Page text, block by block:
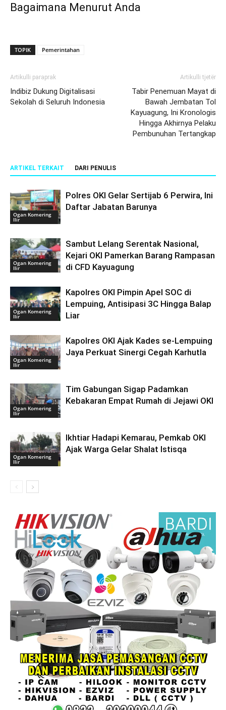
Bagaimana Menurut Anda
TOPIK Pemerintahan
Artikulli paraprak
Indibiz Dukung Digitalisasi
Sekolah di Seluruh Indonesia
Artikulli tjetër
Tabir Penemuan Mayat di
Bawah Jembatan Tol
Kayuagung, Ini Kronologis
Hingga Akhirnya Pelaku
Pembunuhan Tertangkap
ARTIKEL TERKAIT DARI PENULIS
Ogan Komering
Ilir
Polres OKI Gelar Sertijab 6 Perwira, Ini
Daftar Jabatan Barunya
Ogan Komering
Ilir
Sambut Lelang Serentak Nasional,
Kejari OKI Pamerkan Barang Rampasan
di CFD Kayuagung
Ogan Komering
Ilir
Kapolres OKI Pimpin Apel SOC di
Lempuing, Antisipasi 3C Hingga Balap
Liar
Ogan Komering
Ilir
Kapolres OKI Ajak Kades se-Lempuing
Jaya Perkuat Sinergi Cegah Karhutla
Ogan Komering
Ilir
Tim Gabungan Sigap Padamkan
Kebakaran Empat Rumah di Jejawi OKI
Ogan Komering
Ilir
Ikhtiar Hadapi Kemarau, Pemkab OKI
Ajak Warga Gelar Shalat Istisqa